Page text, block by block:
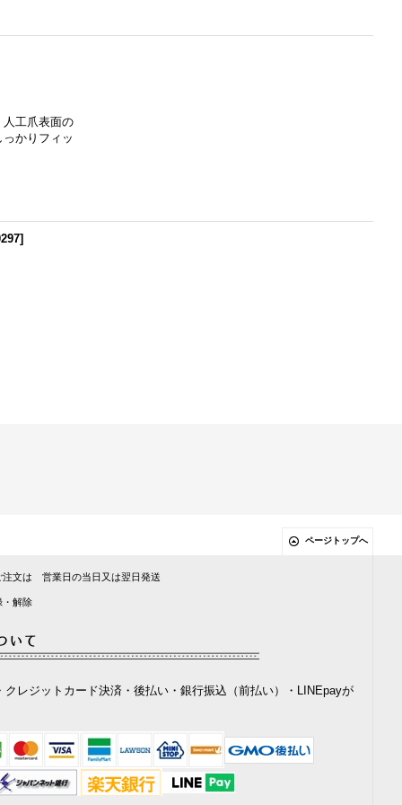
工爪表面の
かりフィッ
]
ページトップへ
注文は 営業日の当日又は翌日発送
・解除
クレジットカード決済・後払い・銀行振込（前払い）・LINEpayが